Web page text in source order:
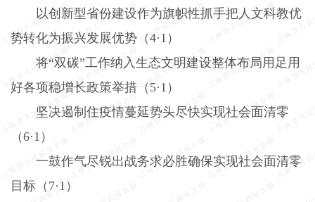
以创新型省份建设作为旗帜性抓手把人文科教优
势转化为振兴发展优势（4·1 ）
将“双碳”工作纳入生态文明建设整体布局用足用
好各项稳增长政策举措（ 5·1 ）
坚决遏制住疫情蔓延势头尽快实现社会面清零
（6·1 ）
一鼓作气尽锐出战务求必胜确保实现社会面清零
目标（ 7·1 ）